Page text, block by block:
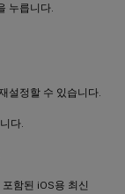
누릅니다.
설정할 수 있습니다.
다.
함된 iOS용 최신